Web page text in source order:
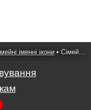
іменні ікони • Сімейна ікона 2